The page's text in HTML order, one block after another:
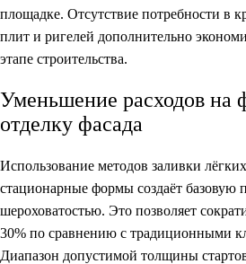
площадке. Отсутствие потребности в
плит и ригелей дополнительно
этапе строительства.
Уменьшение расходов
отделку фасада
Использование методов заливки
стационарные формы создаёт базовую
шероховатостью. Это позволяет
30% по сравнению с традиционными
Диапазон допустимой толщины